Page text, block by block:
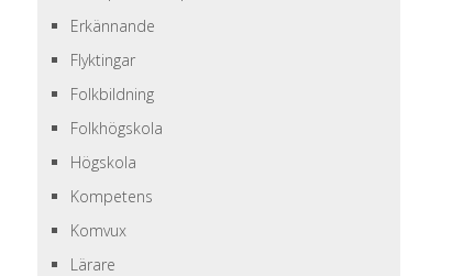
Erkännande
Flyktingar
Folkbildning
Folkhögskola
Högskola
Kompetens
Komvux
Lärare